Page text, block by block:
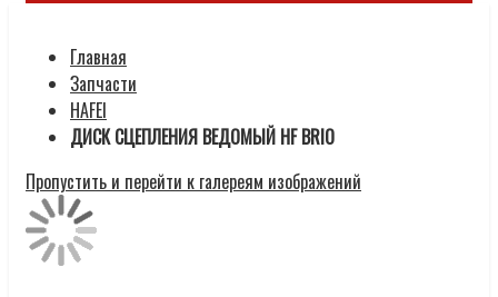
Главная
Запчасти
HAFEI
ДИСК СЦЕПЛЕНИЯ ВЕДОМЫЙ HF BRIO
Пропустить и перейти к галереям изображений